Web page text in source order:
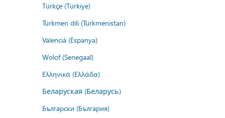
Türkçe (Türkiye)
Türkmen dili (Türkmenistan)
Valencià (Espanya)
Wolof (Senegaal)
Ελληνικά (Ελλάδα)
Беларуская (Беларусь)
Български (България)